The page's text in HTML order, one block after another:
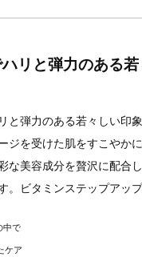
リと弾力のある
と弾力のある若々しい印
ジを受けた肌をすこやか
な美容成分を贅沢に配合
。ビタミンステップアッ
中で
ケア